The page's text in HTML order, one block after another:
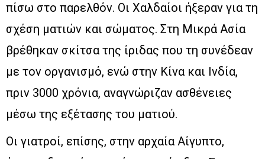
πίσω στο παρελθόν. Οι Χαλδαίοι ήξεραν για τη
σχέση ματιών και σώματος. Στη Μικρά Ασία
βρέθηκαν σκίτσα της ίριδας που τη συνέδεαν
με τον οργανισμό, ενώ στην Κίνα και Ινδία,
πριν 3000 χρόνια, αναγνώριζαν ασθένειες
μέσω της εξέτασης του ματιού.
Οι γιατροί, επίσης, στην αρχαία Αίγυπτο,